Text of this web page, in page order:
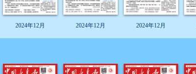
2024年12月 2024年12月 2024年12月